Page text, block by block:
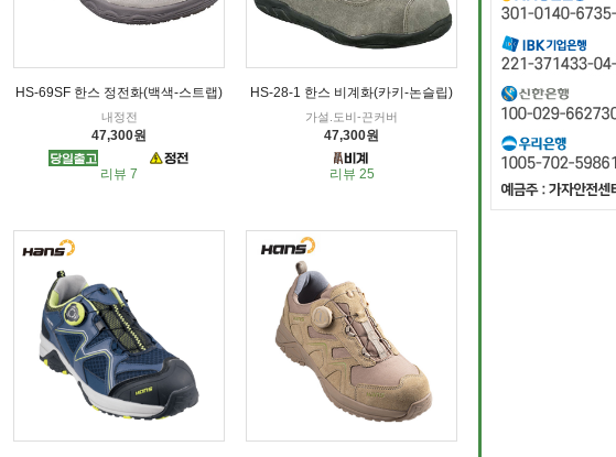
HS-69SF 한스 정전화(백색-스트랩)
내정전
47,300원
리뷰 7
HS-28-1 한스 비계화(카키-논슬립)
가설.도비-끈커버
47,300원
리뷰 25